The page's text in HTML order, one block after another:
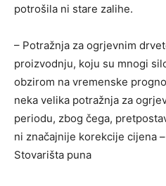
potrošila ni stare zalihe.
– Potražnja za ogrjevnim
proizvodnju, koju su mnogi
obzirom na vremenske
neka velika potražnja za
periodu, zbog čega,
ni značajnije korekcije cijena
Stovarišta puna